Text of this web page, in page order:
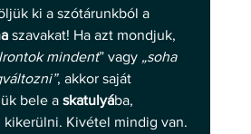
ki a szótárunkból a
szavakat! Ha azt mondjuk,
mindent” vagy „soha
, akkor saját
bele a skatulyába,
kikerülni. Kivétel mindig van.